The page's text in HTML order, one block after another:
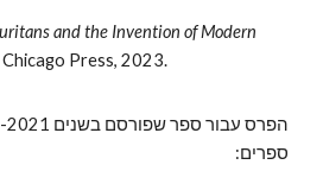
and the Invention of Modern
go Press, 2023.
ספרים: